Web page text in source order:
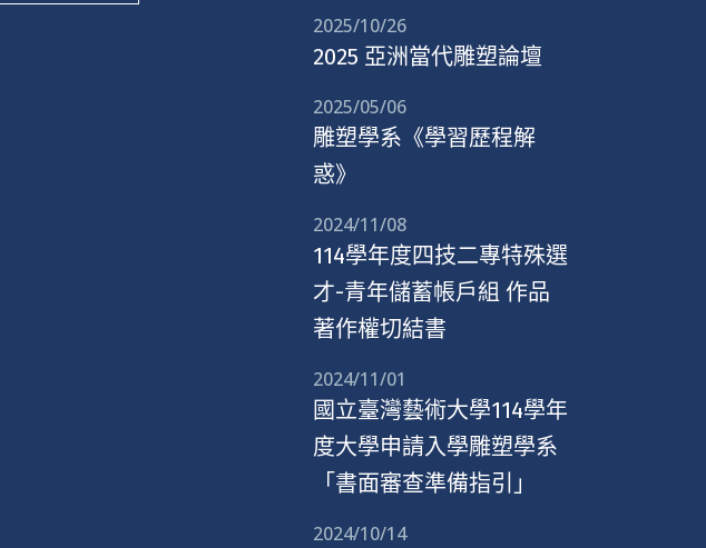
2025/10/26
2025 亞洲當代雕塑論壇
2025/05/06
雕塑學系《學習歷程解
惑》
2024/11/08
114學年度四技二專特殊選
才-青年儲蓄帳戶組 作品
著作權切結書
2024/11/01
國立臺灣藝術大學114學年
度大學申請入學雕塑學系
「書面審查準備指引」
2024/10/14